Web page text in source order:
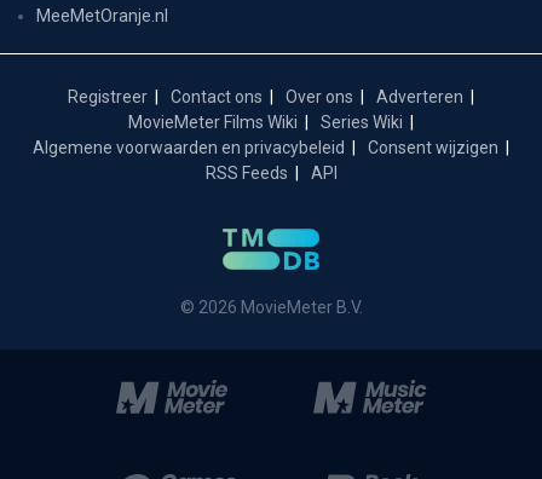
MeeMetOranje.nl
Registreer Contact ons Over ons
Adverteren
MovieMeter Films Wiki
Series Wiki
Algemene voorwaarden en privacybeleid
Consent wijzigen
RSS Feeds
API
© 2026 MovieMeter B.V.